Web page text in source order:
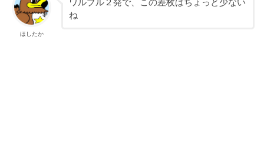
ほしたか
ワルプル２発で、この差枚はちょっと少ない
ね